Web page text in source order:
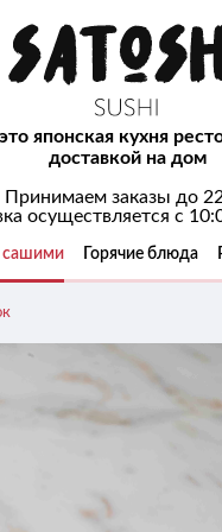
японская кухня
доставкой на дом
Принимаем заказы до
осуществляется с
сашими Горячие блюда